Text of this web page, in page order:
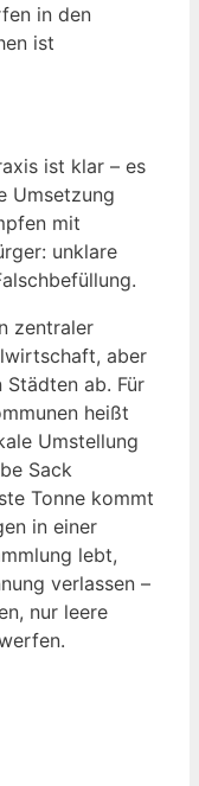
in den
ist
ist klar – es
Umsetzung
mit
unklare
zentraler
aber
Städten ab. Für
heißt
Umstellung
Sack
Tonne kommt
in einer
lebt,
verlassen –
nur leere